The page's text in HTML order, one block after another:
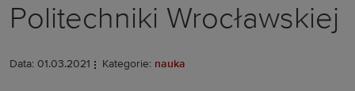
Politechniki Wrocławskiej
Data: 01.03.2021 Kategorie: nauka